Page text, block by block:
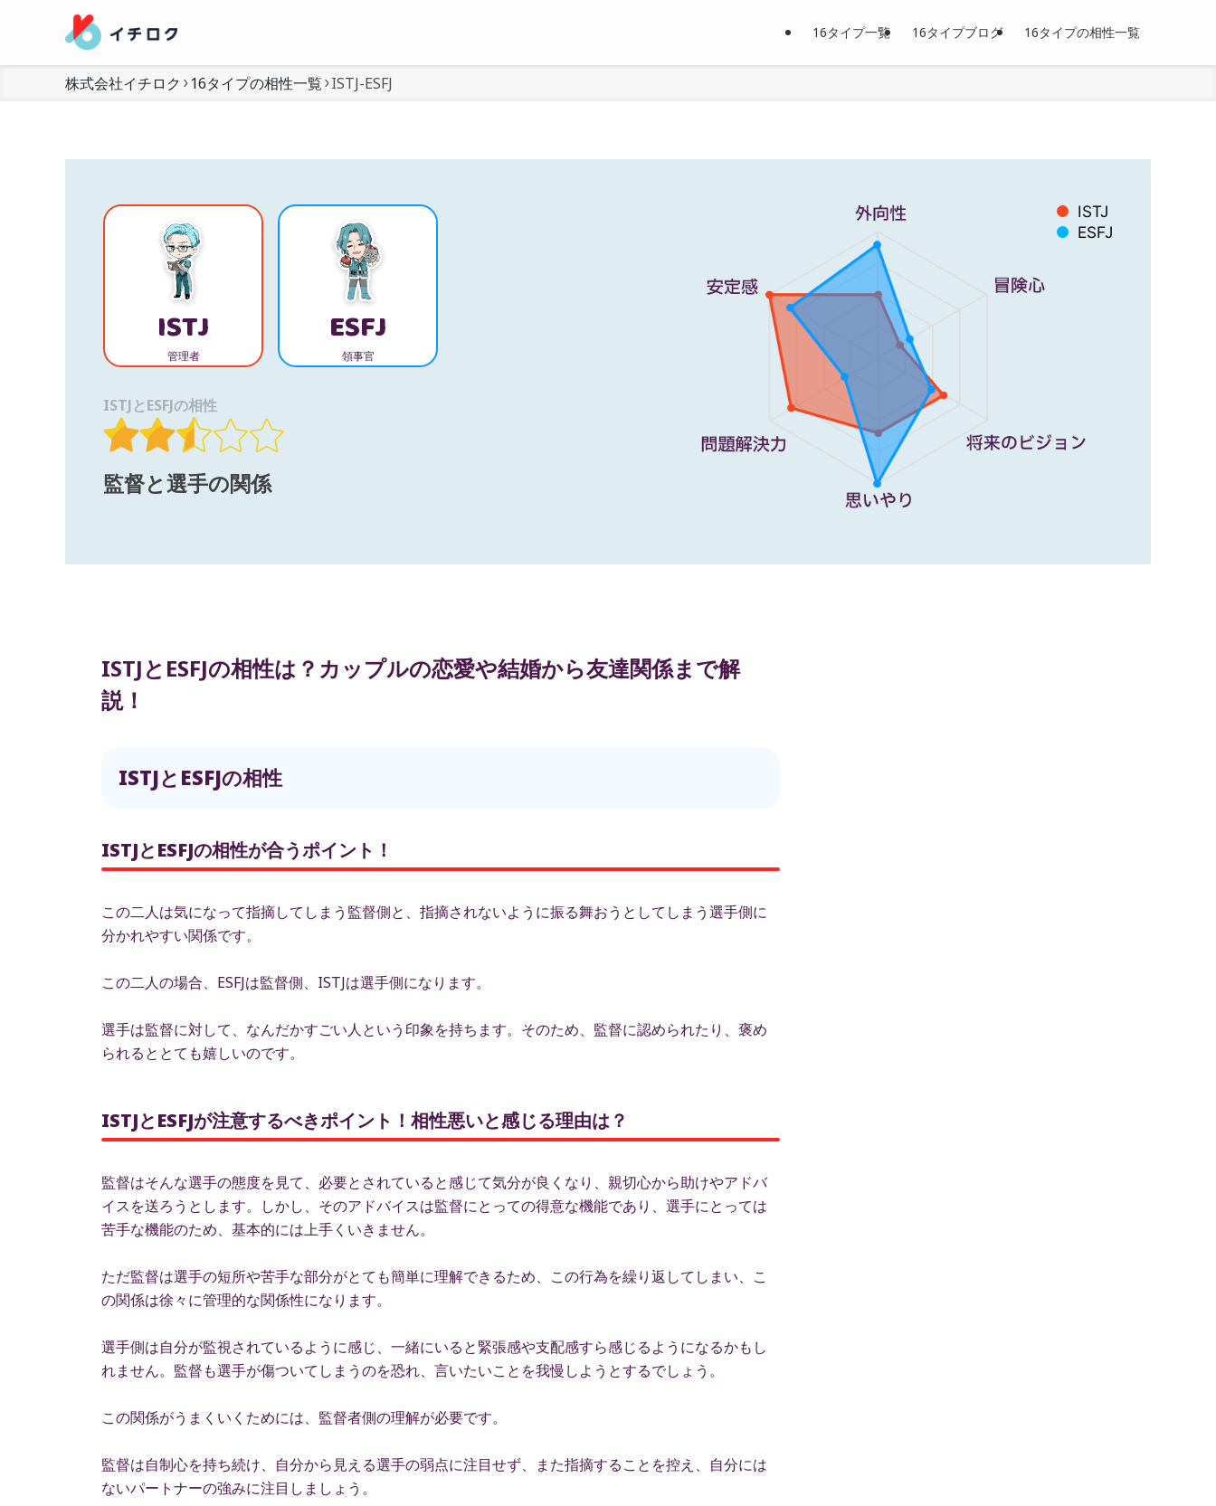
16タイプ一覧 16タイプブログ 16タイプの相性一覧
株式会社イチロク 16タイプの相性一覧 ISTJ-ESFJ
ISTJ
管理者
ESFJ
領事官
ISTJとESFJの相性
監督と選手の関係
ISTJ
ESFJ
ISTJとESFJの相性は？カップルの恋愛や結婚から友達関係まで解
説！
ISTJとESFJの相性
ISTJとESFJの相性が合うポイント！
この二人は気になって指摘してしまう監督側と、指摘されないように振る舞おうとしてしまう選手側に
分かれやすい関係です。
この二人の場合、ESFJは監督側、ISTJは選手側になります。
選手は監督に対して、なんだかすごい人という印象を持ちます。そのため、監督に認められたり、褒め
られるととても嬉しいのです。
ISTJとESFJが注意するべきポイント！相性悪いと感じる理由は？
監督はそんな選手の態度を見て、必要とされていると感じて気分が良くなり、親切心から助けやアドバ
イスを送ろうとします。しかし、そのアドバイスは監督にとっての得意な機能であり、選手にとっては
苦手な機能のため、基本的には上手くいきません。
ただ監督は選手の短所や苦手な部分がとても簡単に理解できるため、この行為を繰り返してしまい、こ
の関係は徐々に管理的な関係性になります。
選手側は自分が監視されているように感じ、一緒にいると緊張感や支配感すら感じるようになるかもし
れません。監督も選手が傷ついてしまうのを恐れ、言いたいことを我慢しようとするでしょう。
この関係がうまくいくためには、監督者側の理解が必要です。
監督は自制心を持ち続け、自分から見える選手の弱点に注目せず、また指摘することを控え、自分には
ないパートナーの強みに注目しましょう。